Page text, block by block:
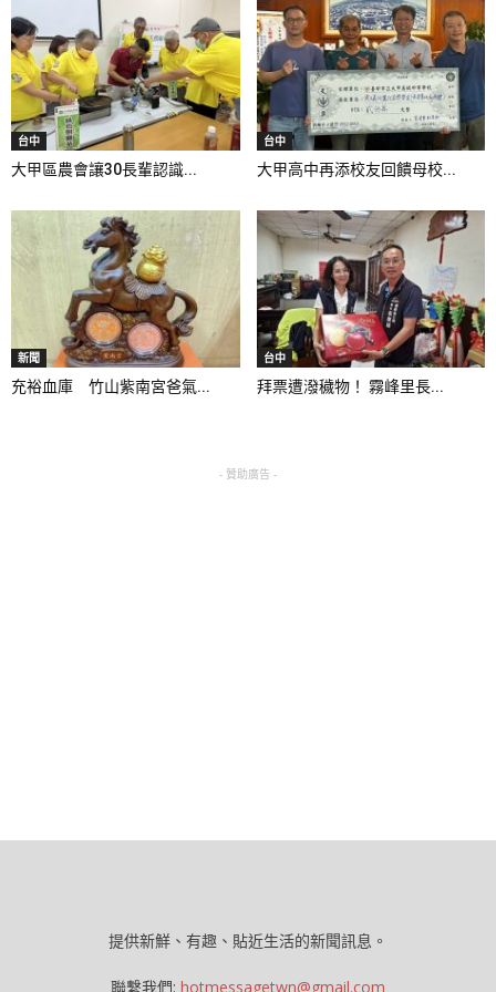
台中
大甲區農會讓30長輩認識...
台中
大甲高中再添校友回饋母校...
新聞
充裕血庫 竹山紫南宮爸氣...
台中
拜票遭潑穢物！ 霧峰里長...
- 贊助廣告 -
提供新鮮、有趣、貼近生活的新聞訊息。
聯繫我們: hotmessagetwn@gmail.com